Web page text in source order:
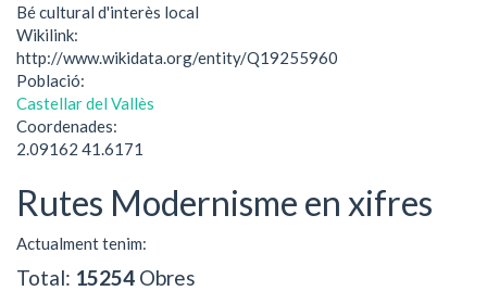
Bé cultural d'interès local
Wikilink:
http://www.wikidata.org/entity/Q19255960
Població:
Castellar del Vallès
Coordenades:
2.09162 41.6171
Rutes Modernisme en xifres
Actualment tenim:
Total: 15254 Obres